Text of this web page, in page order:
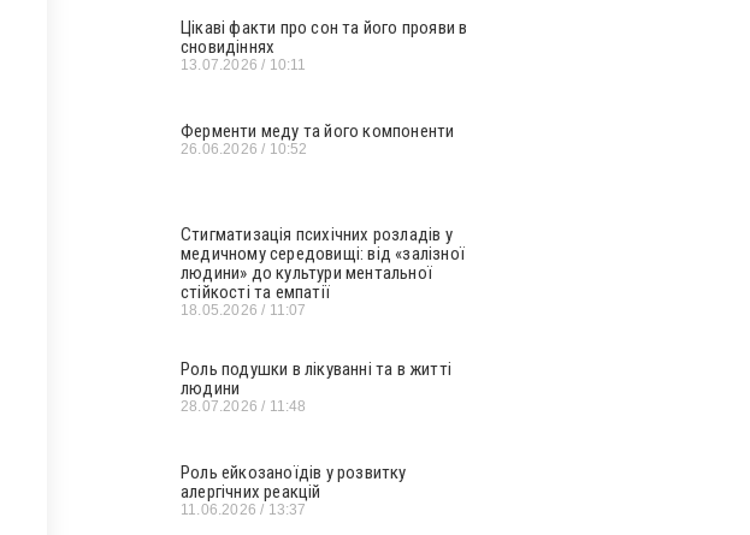
Цікаві факти про сон та його прояви в
сновидіннях
13.07.2026 10:11
Ферменти меду та його компоненти
26.06.2026 10:52
Стигматизація психічних розладів у
медичному середовищі: від «залізної
людини» до культури ментальної
стійкості та емпатії
18.05.2026 11:07
Роль подушки в лікуванні та в житті
людини
28.07.2026 11:48
Роль ейкозаноїдів у розвитку
алергічних реакцій
11.06.2026 13:37